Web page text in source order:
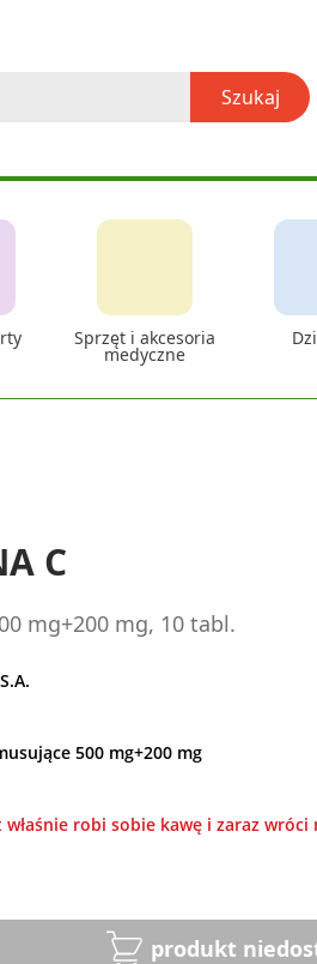
Szukaj
Sprzęt i akcesoria
medyczne
C
mg+200 mg, 10 tabl.
500 mg+200 mg
robi sobie kawę i zaraz wróci
produkt